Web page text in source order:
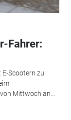
Fahrer:
Scootern zu
Mittwoch an...